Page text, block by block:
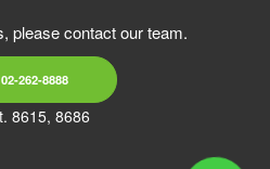
please contact our team.
02-262-8888
8615, 8686